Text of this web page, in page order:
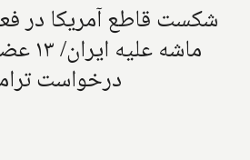
شکست قاطع آمریکا در
ماشه
درخواست